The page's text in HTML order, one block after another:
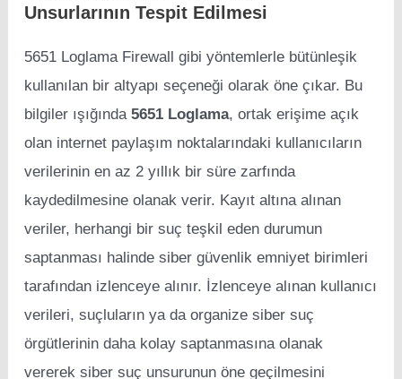
Unsurlarının Tespit Edilmesi
5651 Loglama Firewall gibi yöntemlerle bütünleşik
kullanılan bir altyapı seçeneği olarak öne çıkar. Bu
bilgiler ışığında 5651 Loglama, ortak erişime açık
olan internet paylaşım noktalarındaki kullanıcıların
verilerinin en az 2 yıllık bir süre zarfında
kaydedilmesine olanak verir. Kayıt altına alınan
veriler, herhangi bir suç teşkil eden durumun
saptanması halinde siber güvenlik emniyet birimleri
tarafından izlenceye alınır. İzlenceye alınan kullanıcı
verileri, suçluların ya da organize siber suç
örgütlerinin daha kolay saptanmasına olanak
vererek siber suç unsurunun öne geçilmesini